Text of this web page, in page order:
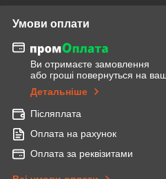
Умови оплати
Ви отримаєте замовлення
або гроші повернуться на
Детальніше
Післяплата
Оплата на рахунок
Оплата за реквізитами